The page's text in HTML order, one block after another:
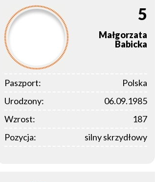
5
Małgorzata
Babicka
Paszport:
Polska
Urodzony:
06.09.1985
Wzrost:
187
Pozycja:
silny skrzydłowy